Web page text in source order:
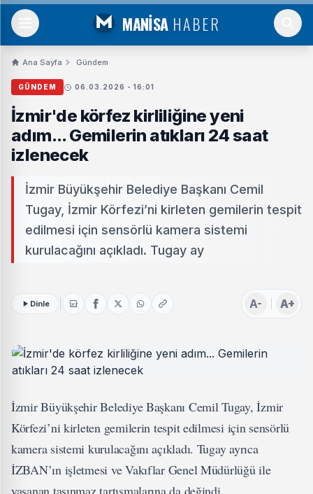
MANİSA HABER
Ana Sayfa Gündem
GÜNDEM 06.03.2026 - 16:01
İzmir'de körfez kirliliğine yeni
adım... Gemilerin atıkları 24 saat
izlenecek
İzmir Büyükşehir Belediye Başkanı Cemil
Tugay, İzmir Körfezi’ni kirleten gemilerin tespit
edilmesi için sensörlü kamera sistemi
kurulacağını açıkladı. Tugay ay
Dinle A- A+
İzmir Büyükşehir Belediye Başkanı Cemil Tugay, İzmir
Körfezi’ni kirleten gemilerin tespit edilmesi için sensörlü
kamera sistemi kurulacağını açıkladı. Tugay ayrıca
İZBAN’ın işletmesi ve Vakıflar Genel Müdürlüğü ile
yaşanan taşınmaz tartışmalarına da değindi.